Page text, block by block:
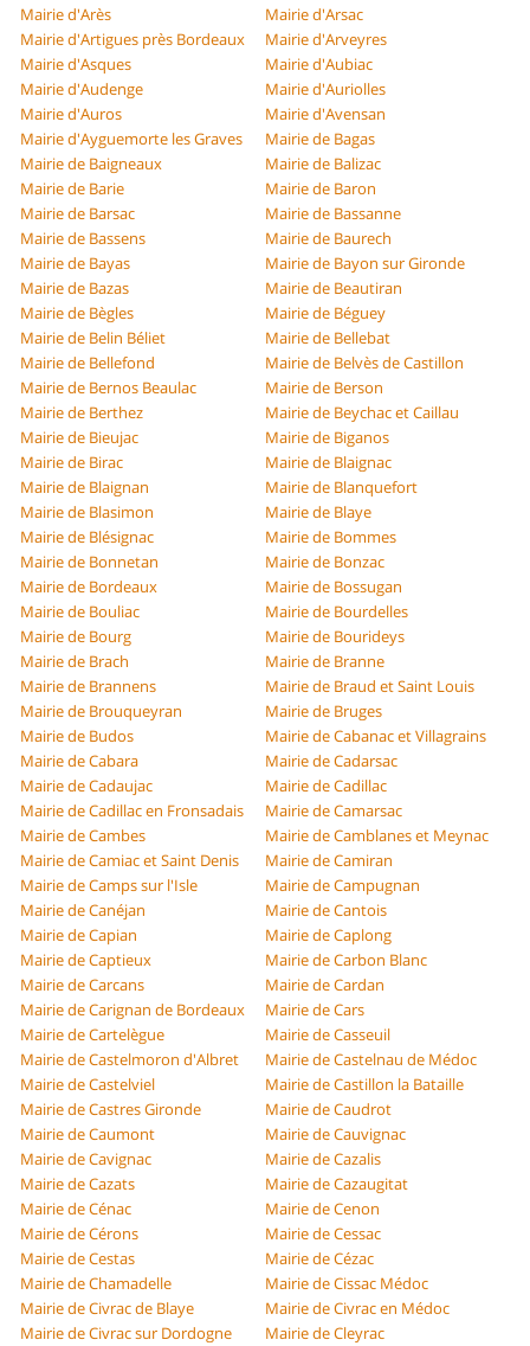
Mairie d'Arès
Mairie d'Arsac
Mairie d'Artigues près Bordeaux
Mairie d'Arveyres
Mairie d'Asques
Mairie d'Aubiac
Mairie d'Audenge
Mairie d'Auriolles
Mairie d'Auros
Mairie d'Avensan
Mairie d'Ayguemorte les Graves
Mairie de Bagas
Mairie de Baigneaux
Mairie de Balizac
Mairie de Barie
Mairie de Baron
Mairie de Barsac
Mairie de Bassanne
Mairie de Bassens
Mairie de Baurech
Mairie de Bayas
Mairie de Bayon sur Gironde
Mairie de Bazas
Mairie de Beautiran
Mairie de Bègles
Mairie de Béguey
Mairie de Belin Béliet
Mairie de Bellebat
Mairie de Bellefond
Mairie de Belvès de Castillon
Mairie de Bernos Beaulac
Mairie de Berson
Mairie de Berthez
Mairie de Beychac et Caillau
Mairie de Bieujac
Mairie de Biganos
Mairie de Birac
Mairie de Blaignac
Mairie de Blaignan
Mairie de Blanquefort
Mairie de Blasimon
Mairie de Blaye
Mairie de Blésignac
Mairie de Bommes
Mairie de Bonnetan
Mairie de Bonzac
Mairie de Bordeaux
Mairie de Bossugan
Mairie de Bouliac
Mairie de Bourdelles
Mairie de Bourg
Mairie de Bourideys
Mairie de Brach
Mairie de Branne
Mairie de Brannens
Mairie de Braud et Saint Louis
Mairie de Brouqueyran
Mairie de Bruges
Mairie de Budos
Mairie de Cabanac et Villagrains
Mairie de Cabara
Mairie de Cadarsac
Mairie de Cadaujac
Mairie de Cadillac
Mairie de Cadillac en Fronsadais
Mairie de Camarsac
Mairie de Cambes
Mairie de Camblanes et Meynac
Mairie de Camiac et Saint Denis
Mairie de Camiran
Mairie de Camps sur l'Isle
Mairie de Campugnan
Mairie de Canéjan
Mairie de Cantois
Mairie de Capian
Mairie de Caplong
Mairie de Captieux
Mairie de Carbon Blanc
Mairie de Carcans
Mairie de Cardan
Mairie de Carignan de Bordeaux
Mairie de Cars
Mairie de Cartelègue
Mairie de Casseuil
Mairie de Castelmoron d'Albret
Mairie de Castelnau de Médoc
Mairie de Castelviel
Mairie de Castillon la Bataille
Mairie de Castres Gironde
Mairie de Caudrot
Mairie de Caumont
Mairie de Cauvignac
Mairie de Cavignac
Mairie de Cazalis
Mairie de Cazats
Mairie de Cazaugitat
Mairie de Cénac
Mairie de Cenon
Mairie de Cérons
Mairie de Cessac
Mairie de Cestas
Mairie de Cézac
Mairie de Chamadelle
Mairie de Cissac Médoc
Mairie de Civrac de Blaye
Mairie de Civrac en Médoc
Mairie de Civrac sur Dordogne
Mairie de Cleyrac